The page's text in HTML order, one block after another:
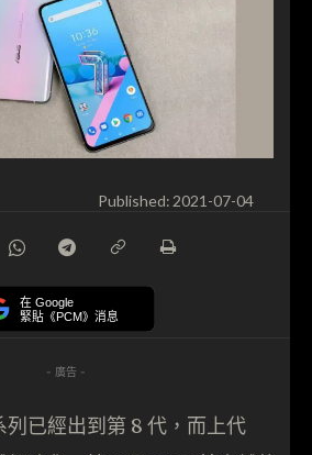
Published: 2021-07-04
在 Google
緊貼《PCM》消息
- 廣告 -
已經出到第 8 代，而上代